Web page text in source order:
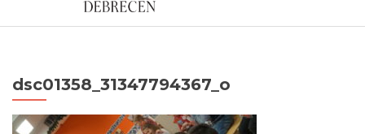
dsc01358_31347794367_o